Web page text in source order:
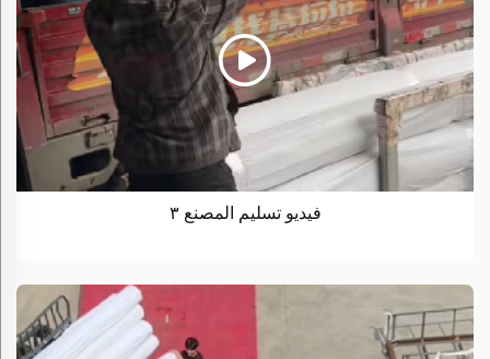
فيديو تسليم المصنع ٣